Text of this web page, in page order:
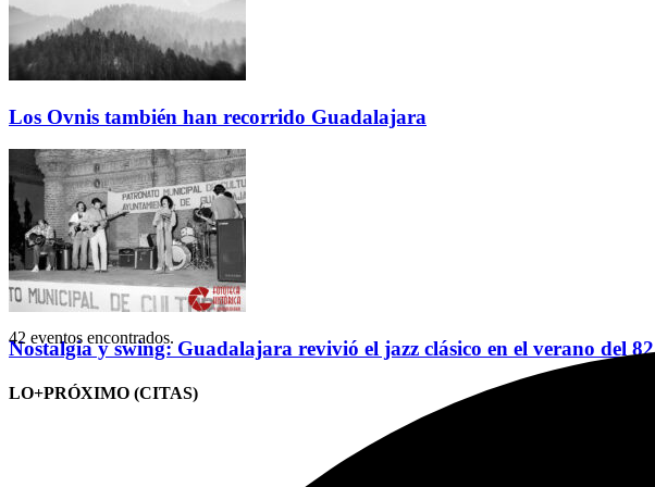
Los Ovnis también han recorrido Guadalajara
Nostalgia y swing: Guadalajara revivió el jazz clásico en el verano del 82
LO+PRÓXIMO (CITAS)
42 eventos encontrados.